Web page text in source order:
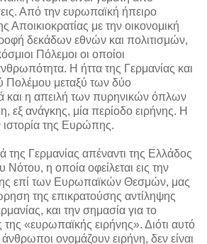
Από την ευρωπαϊκή ήπειρο
Αποικιοκρατίας με την οικονομική
δεκάδων εθνών και πολιτισμών,
Πόλεμοι οι οποίοι
Η ήττα της Γερμανίας και
Πολέμου μεταξύ των δύο
και η απειλή των πυρηνικών όπλων
εξ ανάγκης, μία περίοδο ειρήνης. Η
ιστορία της Ευρώπης.
Γερμανίας απέναντι της Ελλάδος
η οποία οφείλεται εις την
επί των Ευρωπαϊκών Θεσμών, μας
της επικρατούσης αντίληψης
και την σημασία για το
της «ευρωπαϊκής ειρήνης». Διότι αυτό
ονομάζουν ειρήνη, δεν είναι